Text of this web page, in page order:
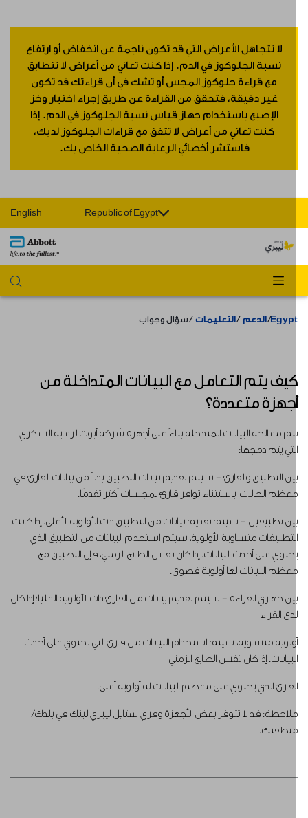
لا تتجاهل الأعراض التي قد تكون ناجمة عن انخفاض أو ارتفاع
نسبة الجلوكوز في الدم. إذا كنت تعاني من أعراض لا تتطابق
مع قراءة جلوكوز المجس أو تشك في أن قراءتك قد تكون
غير دقيقة، فتحقق من القراءة عن طريق إجراء اختبار وخز
الإصبع باستخدام جهاز قياس نسبة الجلوكوز في الدم. إذا
كنت تعاني من أعراض لا تتفق مع قراءات الجلوكوز لديك،
فاستشر أخصائي الرعاية الصحية الخاص بك.
Republic of Egypt
English
الدعم التعليمات سؤال وجواب
يتم التعامل مع البيانات المتداخلة من
متعددة؟
معالجة البيانات المتداخلة بناءً على أجهزة شركة أبوت لرعاية السكري
يتم دمجها:
التطبيق والقارئ - سيتم تقديم بيانات التطبيق بدلاً من بيانات القارئ في
الحالات، باستثناء توافر قارئ لمجسات أكثر تقدمًا.
تطبيقين - سيتم تقديم بيانات من التطبيق ذات الأولوية الأعلى. إذا كانت
متساوية الأولوية، سيتم استخدام البيانات من التطبيق الذي
على أحدث البيانات. إذا كان نفس الطابع الزمني، فإن التطبيق مع
البيانات لها أولوية قصوى.
جهازي القراءة - سيتم تقديم بيانات من القارئ ذات الأولوية العليا؛ إذا كان
القراء
متساوية، سيتم استخدام البيانات من قارئ التي تحتوي على أحدث
إذا كان نفس الطابع الزمني،
الذي يحتوي على معظم البيانات له أولوية أعلى.
قد لا تتوفر بعض الأجهزة وفري ستايل ليبري لينك في بلدك/